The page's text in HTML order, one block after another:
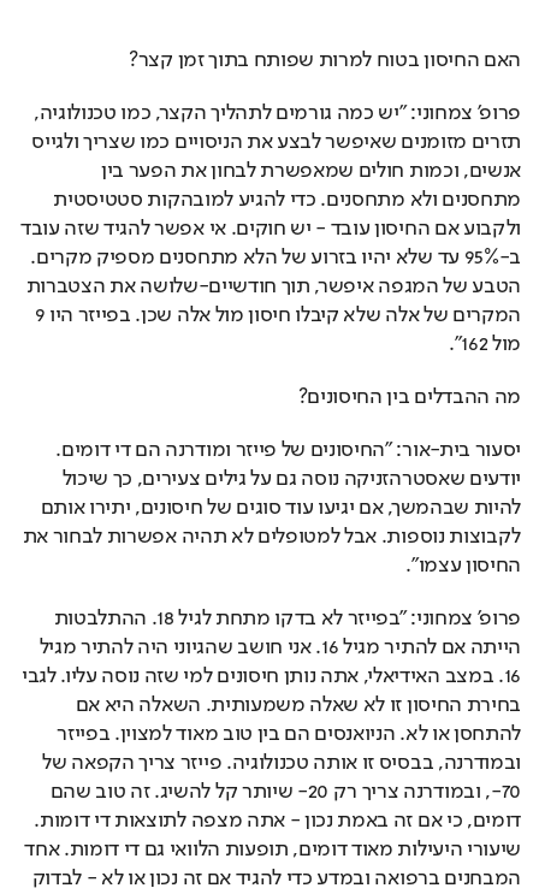
האם החיסון בטוח למרות שפותח בתוך זמן קצר?
פרופ' צמחוני: "יש כמה גורמים לתהליך הקצר, כמו טכנולוגיה,
תזרים מזומנים שאיפשר לבצע את הניסויים כמו שצריך ולגייס
אנשים, וכמות חולים שמאפשרת לבחון את הפער בין
מתחסנים ולא מתחסנים. כדי להגיע למובהקות סטטיסטית
ולקבוע אם החיסון עובד - יש חוקים. אי אפשר להגיד שזה עובד
ב-95% עד שלא יהיו בזרוע של הלא מתחסנים מספיק מקרים.
הטבע של המגפה איפשר, תוך חודשיים-שלושה את הצטברות
המקרים של אלה שלא קיבלו חיסון מול אלה שכן. בפייזר היו 9
מול 162".
מה ההבדלים בין החיסונים?
יסעור בית-אור: "החיסונים של פייזר ומודרנה הם די דומים.
יודעים שאסטרהזניקה נוסה גם על גילים צעירים, כך שיכול
להיות שבהמשך, אם יגיעו עוד סוגים של חיסונים, יתירו אותם
לקבוצות נוספות. אבל למטופלים לא תהיה אפשרות לבחור את
החיסון עצמו".
פרופ' צמחוני: "בפייזר לא בדקו מתחת לגיל 18. ההתלבטות
הייתה אם להתיר מגיל 16. אני חושב שהגיוני היה להתיר מגיל
16. במצב האידיאלי, אתה נותן חיסונים למי שזה נוסה עליו. לגבי
בחירת החיסון זו לא שאלה משמעותית. השאלה היא אם
להתחסן או לא. הניואנסים הם בין טוב מאוד למצוין. בפייזר
ובמודרנה, בבסיס זו אותה טכנולוגיה. פייזר צריך הקפאה של
70-, ובמודרנה צריך רק 20- שיותר קל להשיג. זה טוב שהם
דומים, כי אם זה באמת נכון - אתה מצפה לתוצאות די דומות.
שיעורי היעילות מאוד דומים, תופעות הלוואי גם די דומות. אחד
המבחנים ברפואה ובמדע כדי להגיד אם זה נכון או לא - לבדוק